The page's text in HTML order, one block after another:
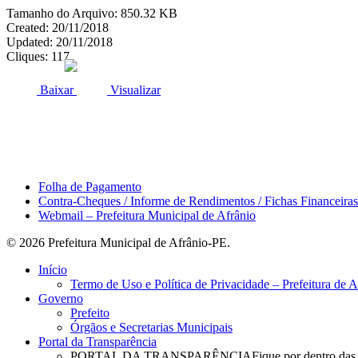
Tamanho do Arquivo: 850.32 KB
Created: 20/11/2018
Updated: 20/11/2018
Cliques: 117
Baixar Visualizar
Folha de Pagamento
Contra-Cheques / Informe de Rendimentos / Fichas Financeiras
Webmail – Prefeitura Municipal de Afrânio
© 2026 Prefeitura Municipal de Afrânio-PE.
Close
Início
Termo de Uso e Política de Privacidade – Prefeitura de
Governo
Prefeito
Órgãos e Secretarias Municipais
Portal da Transparência